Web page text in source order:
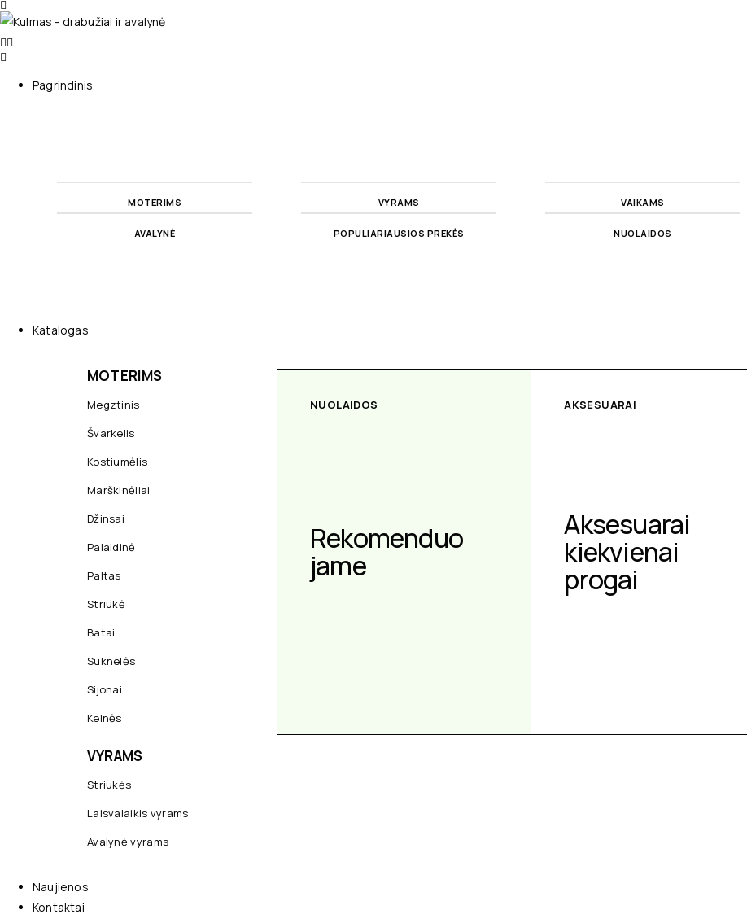
Pagrindinis
MOTERIMS VYRAMS VAIKAMS
AVALYNĖ POPULIARIAUSIOS PREKĖS NUOLAIDOS
Katalogas
MOTERIMS
Megztinis
Švarkelis
Kostiumėlis
Marškinėliai
Džinsai
Palaidinė
Paltas
Striukė
Batai
Suknelės
Sijonai
Kelnės
VYRAMS
Striukės
Laisvalaikis vyrams
Avalynė vyrams
NUOLAIDOS
Rekomenduo
jame
AKSESUARAI
Aksesuarai
kiekvienai
progai
Naujienos
Kontaktai